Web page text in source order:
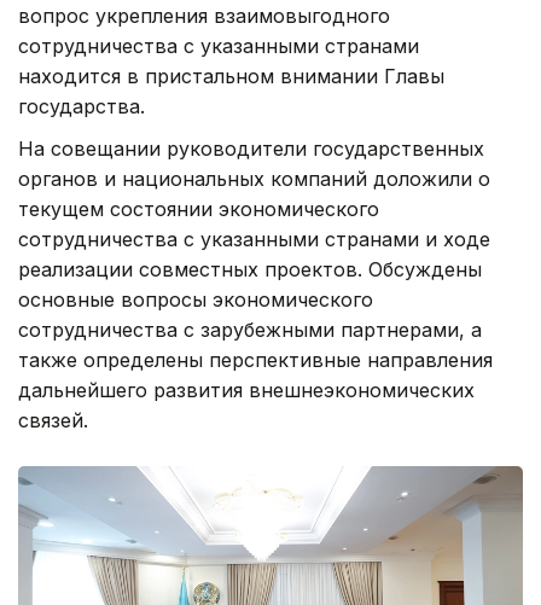
вопрос укрепления взаимовыгодного
сотрудничества с указанными странами
находится в пристальном внимании Главы
государства.
На совещании руководители государственных
органов и национальных компаний доложили о
текущем состоянии экономического
сотрудничества с указанными странами и ходе
реализации совместных проектов. Обсуждены
основные вопросы экономического
сотрудничества с зарубежными партнерами, а
также определены перспективные направления
дальнейшего развития внешнеэкономических
связей.